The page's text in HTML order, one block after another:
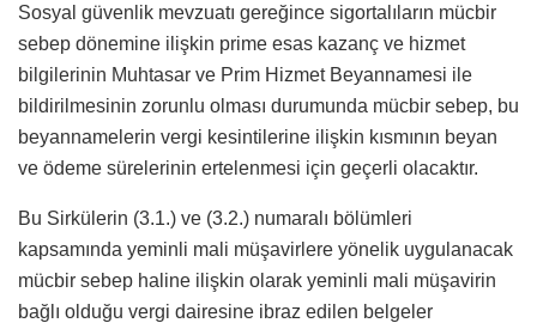
Sosyal güvenlik mevzuatı gereğince sigortalıların mücbir
sebep dönemine ilişkin prime esas kazanç ve hizmet
bilgilerinin Muhtasar ve Prim Hizmet Beyannamesi ile
bildirilmesinin zorunlu olması durumunda mücbir sebep, bu
beyannamelerin vergi kesintilerine ilişkin kısmının beyan
ve ödeme sürelerinin ertelenmesi için geçerli olacaktır.
Bu Sirkülerin (3.1.) ve (3.2.) numaralı bölümleri
kapsamında yeminli mali müşavirlere yönelik uygulanacak
mücbir sebep haline ilişkin olarak yeminli mali müşavirin
bağlı olduğu vergi dairesine ibraz edilen belgeler